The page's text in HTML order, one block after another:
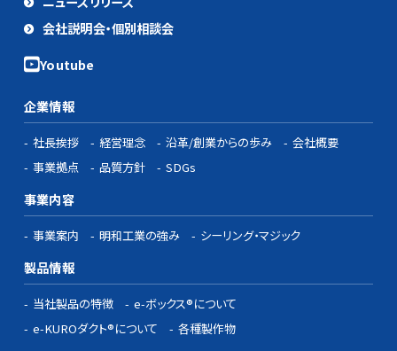
会社説明会・個別相談会
企業情報
社長挨拶 経営理念 沿革/創業からの歩み
会社概要
事業拠点
品質方針 SDGs
事業内容
事業案内 明和工業の強み シーリング・マジック
製品情報
当社製品の特徴
e-ボックス®について
e-KUROダクト®について
各種製作物